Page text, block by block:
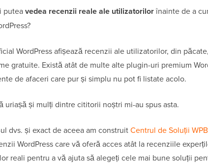
puteavedea recenzii reale ale utilizatorilorînainte de a
WordPress afișează recenzii ale utilizatorilor, din
gratuite. Există atât de multe alte plugin-uri premium
de afaceri care pur și simplu nu pot fi listate acolo.
uriașă și mulți dintre cititorii noștri mi-au spus asta.
dvs. și exact de aceea am construitCentrul de Soluții
WordPress care vă oferă acces atât la recenziile
reali pentru a vă ajuta să alegeți cele mai bune soluții